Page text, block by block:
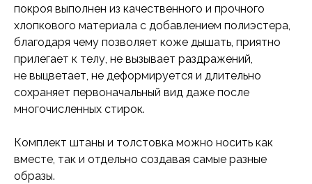
покроя выполнен из качественного и прочного
хлопкового материала с добавлением полиэстера,
благодаря чему позволяет коже дышать, приятно
прилегает к телу, не вызывает раздражений,
не выцветает, не деформируется и длительно
сохраняет первоначальный вид даже после
многочисленных стирок.
Комплект штаны и толстовка можно носить как
вместе, так и отдельно создавая самые разные
образы.